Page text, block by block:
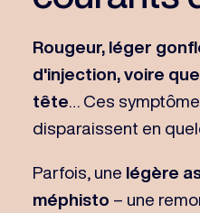
Rougeur, léger
d'injection, voire
tête … Ces
disparaissent en
Parfois, une légère
méphisto – une